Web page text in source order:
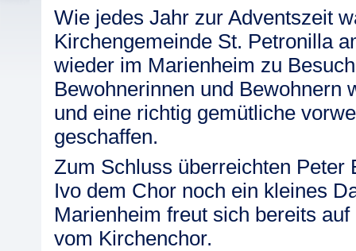
Wie jedes Jahr zur Adventszeit
Kirchengemeinde St. Petronilla
wieder im Marienheim zu
Bewohnerinnen und Bewohnern
und eine richtig gemütliche
geschaffen.
Zum Schluss überreichten Peter
Ivo dem Chor noch ein kleines
Marienheim freut sich bereits
vom Kirchenchor.